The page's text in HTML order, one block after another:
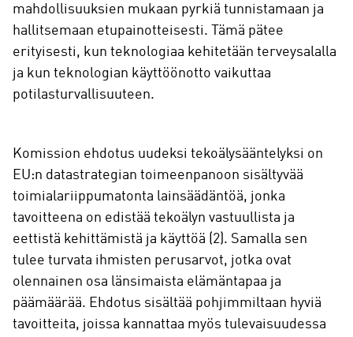
mahdollisuuksien mukaan pyrkiä tunnistamaan ja
hallitsemaan etupainotteisesti. Tämä pätee
erityisesti, kun teknologiaa kehitetään terveysalalla
ja kun teknologian käyttöönotto vaikuttaa
potilasturvallisuuteen.
Komission ehdotus uudeksi tekoälysääntelyksi on
EU:n datastrategian toimeenpanoon sisältyvää
toimialariippumatonta lainsäädäntöä, jonka
tavoitteena on edistää tekoälyn vastuullista ja
eettistä kehittämistä ja käyttöä (2). Samalla sen
tulee turvata ihmisten perusarvot, jotka ovat
olennainen osa länsimaista elämäntapaa ja
päämäärää. Ehdotus sisältää pohjimmiltaan hyviä
tavoitteita, joissa kannattaa myös tulevaisuudessa